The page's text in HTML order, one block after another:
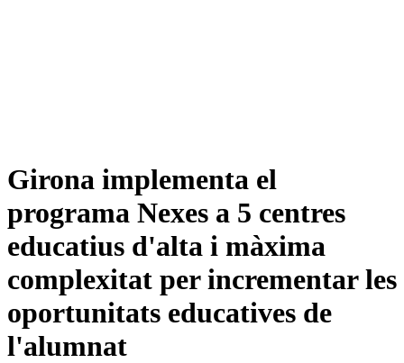
Girona implementa el
programa Nexes a 5 centres
educatius d'alta i màxima
complexitat per incrementar les
oportunitats educatives de
l'alumnat